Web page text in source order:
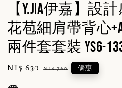
【Y.JIA伊嘉】設
花苞細肩帶背心
兩件套套裝 YS6-
Sale
NT$ 630 Regular
NT$ 760 優惠